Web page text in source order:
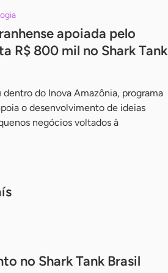
apoiada pelo
R$ 800 mil no Shark Tank
dentro do Inova Amazônia, programa
o desenvolvimento de ideias
negócios voltados à
no Shark Tank Brasil